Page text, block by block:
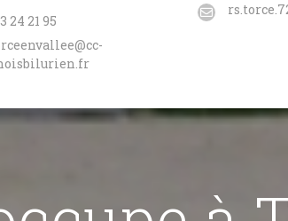
lycée Robert Garnier
28 février 2023
24 21 95